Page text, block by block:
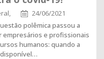
24/06/2021
polêmica passou a
empresários e profissionais
humanos: quando a